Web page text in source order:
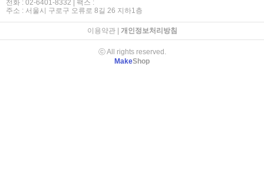
전화 : 02-6401-8332 | 팩스 :
주소 : 서울시 구로구 오류로 8길 26 지하1층
이용약관| 개인정보처리방침
ⓒ All rights reserved.
MakeShop